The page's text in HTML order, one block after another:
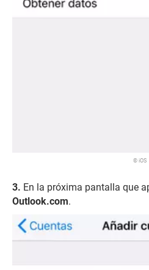
© iOS
En la próxima pantalla que
Outlook.com.